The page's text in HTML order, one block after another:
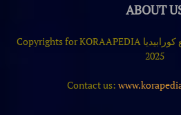
ABOUT
حقوق الملكية محفوظة لموقع كورابيديا Copyrights for KORAAPEDIA
2025
Contact us: